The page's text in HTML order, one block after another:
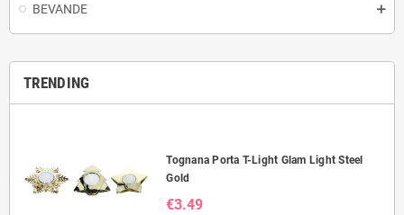
BEVANDE
TRENDING
Tognana Porta T-Light Glam Light Steel
Gold
€3.49